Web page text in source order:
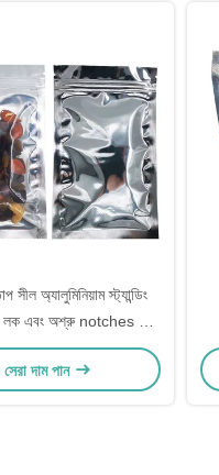
সীল অ্যালুমিনিয়াম স্ট্যান্ডিং
লক এবং অশ্রু notches সঙ্গে
জন্য মাইলার ফয়েল
সেরা দাম পান